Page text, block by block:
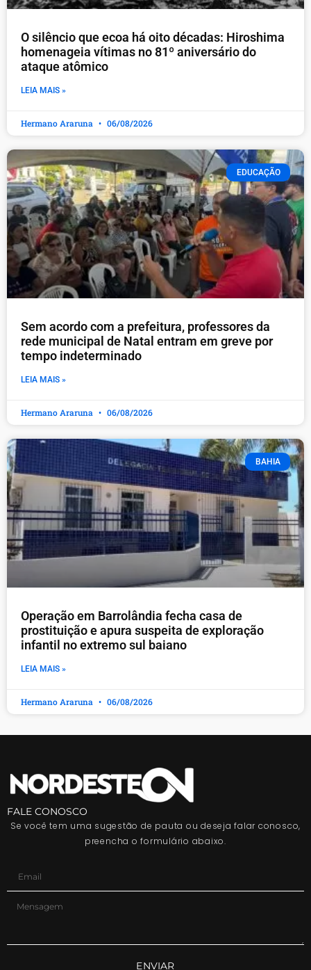
O silêncio que ecoa há oito décadas: Hiroshima
homenageia vítimas no 81º aniversário do
ataque atômico
LEIA MAIS »
Hermano Araruna 06/08/2026
EDUCAÇÃO
​Sem acordo com a prefeitura, professores da
rede municipal de Natal entram em greve por
tempo indeterminado
LEIA MAIS »
Hermano Araruna 06/08/2026
BAHIA
Operação em Barrolândia fecha casa de
prostituição e apura suspeita de exploração
infantil no extremo sul baiano
LEIA MAIS »
Hermano Araruna 06/08/2026
FALE CONOSCO
Se você tem uma sugestão de pauta ou deseja falar conosco,
preencha o formulário abaixo.
ENVIAR